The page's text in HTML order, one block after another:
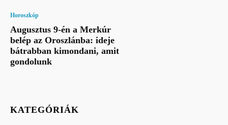
Horoszkóp
Augusztus 9-én a Merkúr
belép az Oroszlánba: ideje
bátrabban kimondani, amit
gondolunk
KATEGÓRIÁK